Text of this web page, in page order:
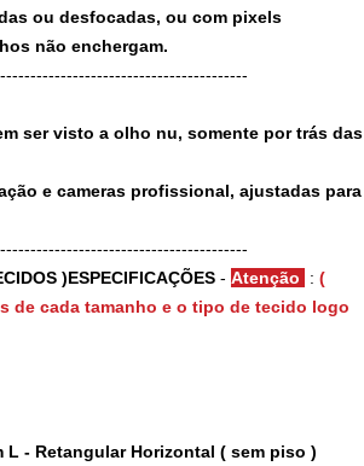
ou desfocadas, ou com pixels
não enchergam.
ser visto a olho nu, somente por trás das
e cameras profissional, ajustadas para
)ESPECIFICAÇÕES - Atenção : (
de cada tamanho e o tipo de tecido logo
L - Retangular Horizontal ( sem piso )